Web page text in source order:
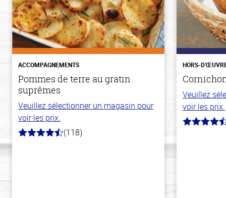
ACCOMPAGNEMENTS
Pommes de terre au gratin
suprêmes
Veuillez sélectionner un magasin pour
voir les prix.
4.2
(118)
HORS-
Veuillez
voir les prix.
4.1